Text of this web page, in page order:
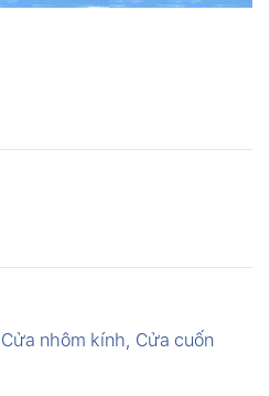
nhôm kính, Cửa cuốn